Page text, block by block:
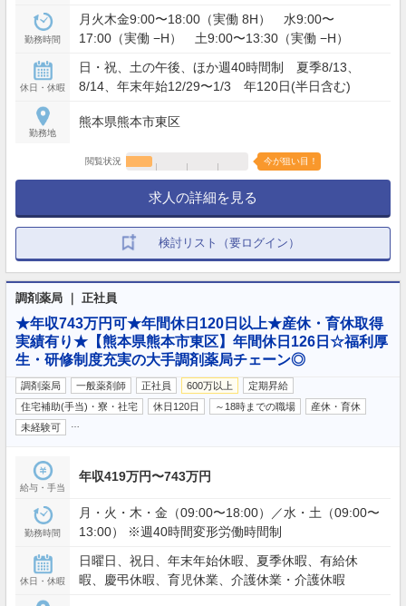
勤務時間
月火木金9:00〜18:00（実働 8H） 水9:00〜
17:00（実働 −H） 土9:00〜13:30（実働 −H）
休日・休暇
日・祝、土の午後、ほか週40時間制 夏季8/13、
8/14、年末年始12/29〜1/3 年120日(半日含む)
勤務地
熊本県熊本市東区
閲覧状況 今が狙い目！
求人の詳細を見る
検討リスト（要ログイン）
調剤薬局 ｜ 正社員
★年収743万円可★年間休日120日以上★産休・育休取得
実績有り★【熊本県熊本市東区】年間休日126日☆福利厚
生・研修制度充実の大手調剤薬局チェーン◎
調剤薬局 一般薬剤師 正社員 600万以上
定期昇給
住宅補助(手当)・寮・社宅
休日120日 ～18時までの職場
産休・育休
未経験可
給与・手当
年収419万円〜743万円
勤務時間
月・火・木・金（09:00〜18:00）／水・土（09:00〜
13:00） ※週40時間変形労働時間制
休日・休暇
日曜日、祝日、年末年始休暇、夏季休暇、有給休
暇、慶弔休暇、育児休業、介護休業・介護休暇